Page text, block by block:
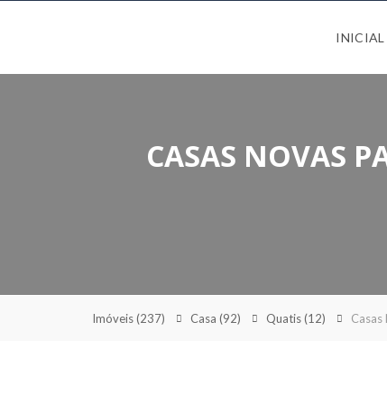
INICIAL
CASAS NOVAS
Imóveis(237) Casa (92) Quatis(12)